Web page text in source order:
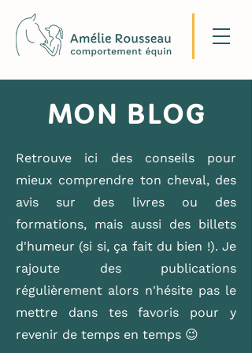
MON BLOG
Retrouve ici des conseils pour
mieux comprendre ton cheval, des
avis sur des livres ou des
formations, mais aussi des billets
d'humeur (si si, ça fait du bien !). Je
rajoute des publications
régulièrement alors n'hésite pas le
mettre dans tes favoris pour y
revenir de temps en temps 😉